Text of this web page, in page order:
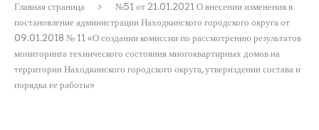
Главная страница
№51 от 21.01.2021 О внесении изменения в
постановление администрации Находкинского городского округа от
09.01.2018 № 11 «О создании комиссии по рассмотрению результатов
мониторинга технического состояния многоквартирных домов на
территории Находкинского городского округа, утвериздении состава и
порядка ее работы»